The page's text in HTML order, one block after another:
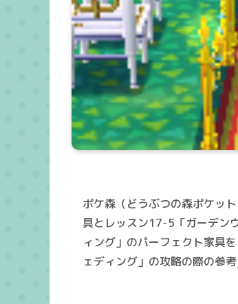
ポケ森（どうぶつの森ポケッ
具とレッスン17-5「ガーデン
ィング」のパーフェクト家具
ェディング」の攻略の際の参考